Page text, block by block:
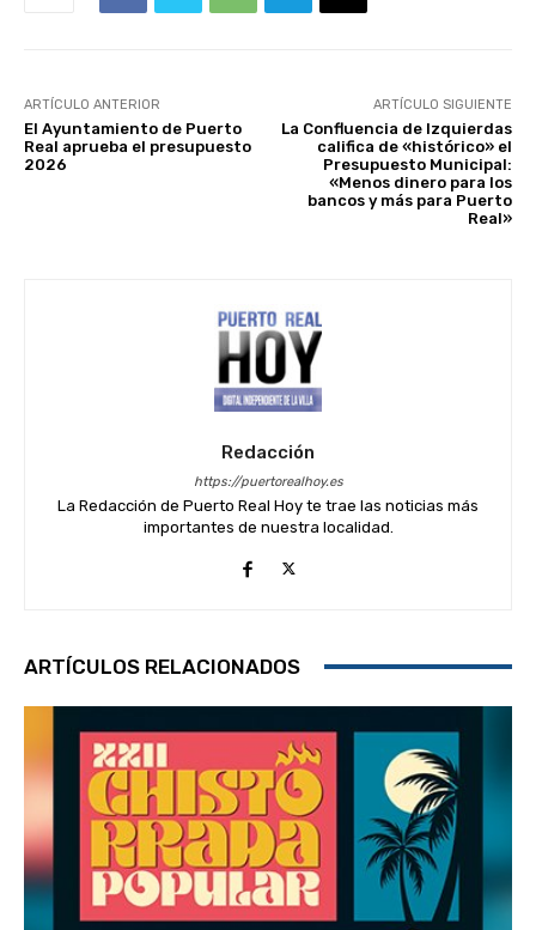
ARTÍCULO ANTERIOR
El Ayuntamiento de Puerto
Real aprueba el presupuesto
2026
ARTÍCULO SIGUIENTE
La Confluencia de Izquierdas
califica de «histórico» el
Presupuesto Municipal:
«Menos dinero para los
bancos y más para Puerto
Real»
Redacción
https://puertorealhoy.es
La Redacción de Puerto Real Hoy te trae las noticias más
importantes de nuestra localidad.
ARTÍCULOS RELACIONADOS